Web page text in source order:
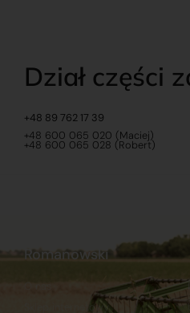
Dział części
+48 89 762 17 39
+48 600 065 020 (Maciej)
+48 600 065 028 (Robert)
Romanowski
Sklep internetowy